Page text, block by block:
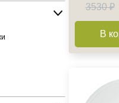
3530 ₽
В